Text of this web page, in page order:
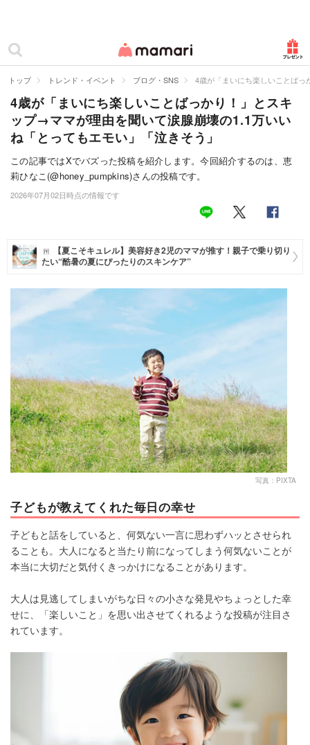
ママリ
カテゴリー一覧
妊娠
出産
赤ちゃん・育児
美容・ファッション
トップ トレンド・イベント ブログ・SNS 4歳が「まいにち楽しいことば
4歳が「まいにち楽しいことばっかり！」とスキ
ップ→ママが理由を聞いて涙腺崩壊の1.1万いい
ね「とってもエモい」「泣きそう」
この記事ではXでバズった投稿を紹介します。今回紹介するのは、恵
莉ひなこ(@honey_pumpkins)さんの投稿です。
2026年07月02日時点の情報です
【夏こそキュレル】美容好き2児のママが推す！親子で乗り切り
たい“酷暑の夏にぴったりのスキンケア”
写真：PIXTA
子どもが教えてくれた毎日の幸せ
子どもと話をしていると、何気ない一言に思わずハッとさせられ
ることも。大人になると当たり前になってしまう何気ないことが
本当に大切だと気付くきっかけになることがあります。
大人は見逃してしまいがちな日々の小さな発見やちょっとした幸
せに、「楽しいこと」を思い出させてくれるような投稿が注目さ
れています。